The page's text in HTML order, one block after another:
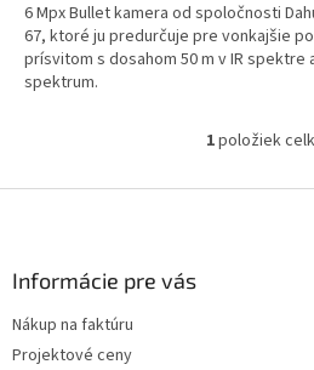
6 Mpx Bullet kamera od spoločnosti
67, ktoré ju predurčuje pre vonkajšie
prísvitom s dosahom 50 m v IR spektre
spektrum.
1položiek
Informácie pre vás
Nákup na faktúru
Projektové ceny